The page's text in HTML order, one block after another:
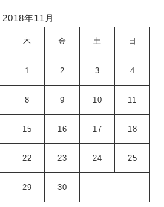
2018年11月
木 金 土 日
1 2 3 4
8 9 10 11
15 16 17 18
22 23 24 25
29 30